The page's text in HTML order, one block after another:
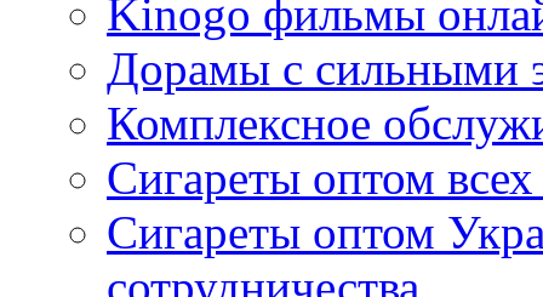
Kinogo фильмы
Дорамы с сильными
Комплексное
Сигареты оптом
Сигареты оптом
сотрудничества